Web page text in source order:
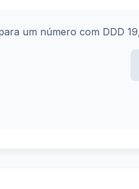
um número com DDD